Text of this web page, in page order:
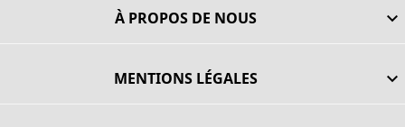
À PROPOS DE NOUS 
MENTIONS LÉGALES 